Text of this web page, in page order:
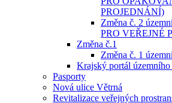
PROJEDNÁNÍ)
Změna č. 2
PRO VEŘEJNÉ
Změna č.1
Změna č. 1
Krajský portál
Pasporty
Nová ulice Větrná
Revitalizace veřejných